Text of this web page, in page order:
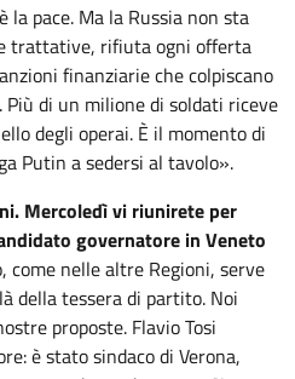
pace. Ma la Russia non sta
trattative, rifiuta ogni offerta
finanziarie che colpiscano
Più di un milione di soldati riceve
degli operai. È il momento di
Putin a sedersi al tavolo».
Mercoledì vi riunirete per
governatore in Veneto
come nelle altre Regioni, serve
della tessera di partito. Noi
proposte. Flavio Tosi
è stato sindaco di Verona,